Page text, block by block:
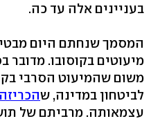
בעניינים אלה עד כה.
המסמך שנחתם היום
מיעוטים בקוסובו. מדובר
משום שהמיעוט הסרבי
לביטחון במדינה, שהכריזה
עצמאותה. מרביתם של